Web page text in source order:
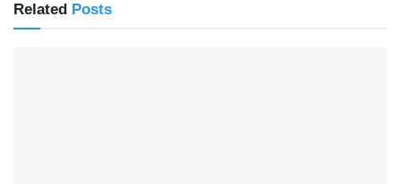
Related Posts